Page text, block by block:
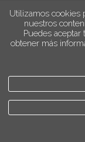
Utilizamos cookies
nuestros
Puedes aceptar
obtener más